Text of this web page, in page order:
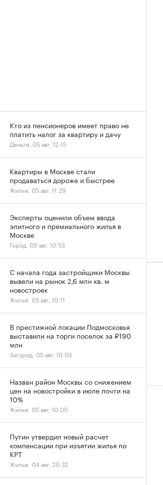
Кто из пенсионеров имеет право не
платить налог за квартиру и дачу
Деньги, 05 авг, 12:15
Квартиры в Москве стали
продаваться дороже и быстрее
Жилье, 05 авг, 11:29
Эксперты оценили объем ввода
элитного и премиального жилья в
Москве
Город, 05 авг, 10:53
С начала года застройщики Москвы
вывели на рынок 2,6 млн кв. м
новостроек
Жилье, 05 авг, 10:11
В престижной локации Подмосковья
выставили на торги поселок за ₽190
млн
Загород, 05 авг, 10:03
Назван район Москвы со снижением
цен на новостройки в июле почти на
10%
Жилье, 05 авг, 10:00
Путин утвердил новый расчет
компенсации при изъятии жилья по
КРТ
Жилье, 04 авг, 20:32